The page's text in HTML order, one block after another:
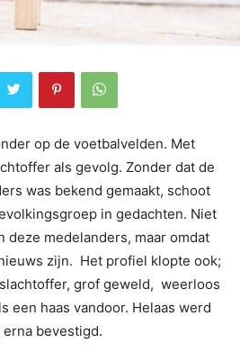
op de voetbalvelden. Met
als gevolg. Zonder dat de
was bekend gemaakt, schoot
in gedachten. Niet
deze medelanders, maar omdat
zijn. Het profiel klopte ook;
grof geweld, weerloos
een haas vandoor. Helaas werd
bevestigd.